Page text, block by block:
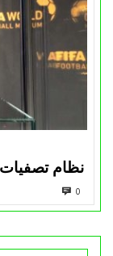
نظام تصفيات
0